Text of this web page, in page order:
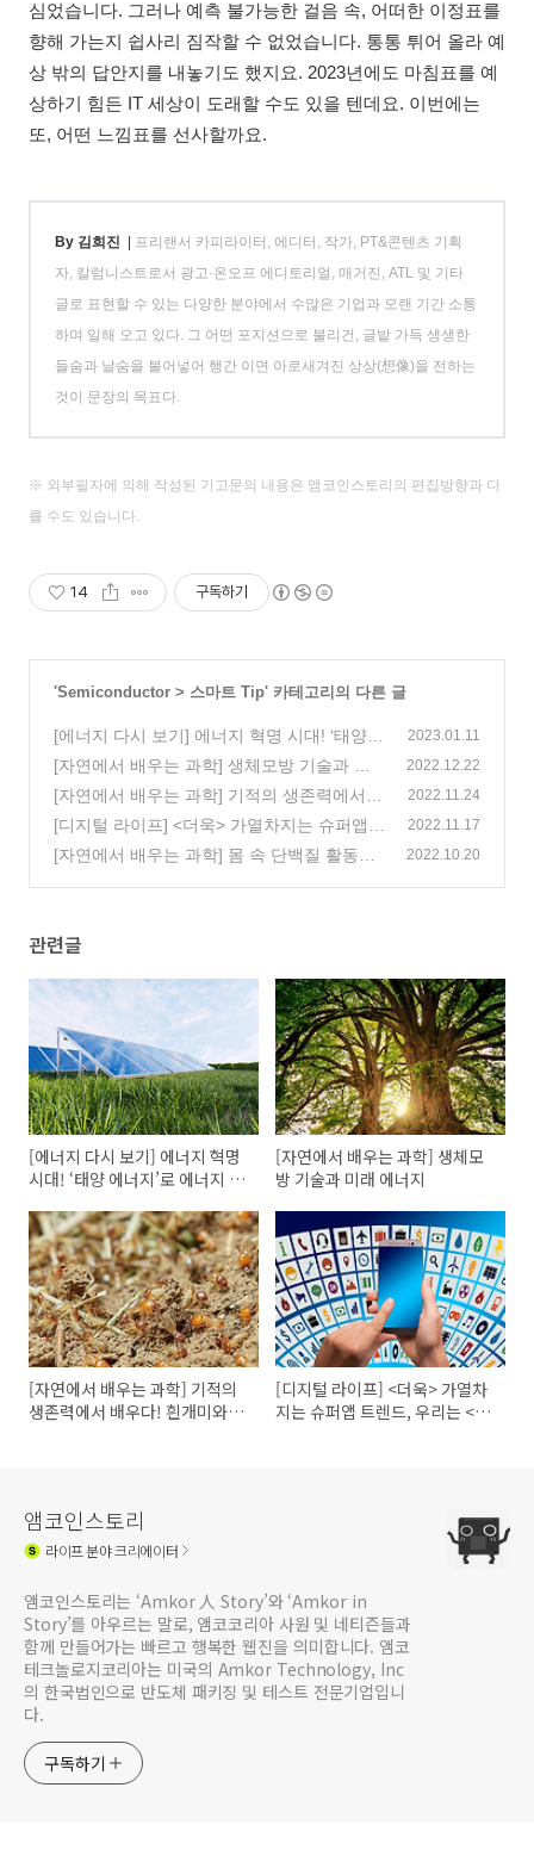
심었습니다. 그러나 예측 불가능한 걸음 속, 어떠한 이정표를
향해 가는지 쉽사리 짐작할 수 없었습니다. 통통 튀어 올라 예
상 밖의 답안지를 내놓기도 했지요. 2023년에도 마침표를 예
상하기 힘든 IT 세상이 도래할 수도 있을 텐데요. 이번에는
또, 어떤 느낌표를 선사할까요.
By 김희진 | 프리랜서 카피라이터, 에디터, 작가, PT&콘텐츠 기획
자, 칼럼니스트로서 광고·온오프 에디토리얼, 매거진, ATL 및 기타
글로 표현할 수 있는 다양한 분야에서 수많은 기업과 오랜 기간 소통
하며 일해 오고 있다. 그 어떤 포지션으로 불리건, 글밭 가득 생생한
들숨과 날숨을 불어넣어 행간 이면 아로새겨진 상상(想像)을 전하는
것이 문장의 목표다.
※ 외부필자에 의해 작성된 기고문의 내용은 앰코인스토리의 편집방향과 다
를 수도 있습니다.
14 구독하기
'Semiconductor > 스마트 Tip' 카테고리의 다른 글
[에너지 다시 보기] 에너지 혁명 시대! ‘태양
에너지’로 에너지 갑부 되기
(0)
2023.01.11
[자연에서 배우는 과학] 생체모방 기술과 미
래 에너지
(0)
2022.12.22
[자연에서 배우는 과학] 기적의 생존력에서
배우다! 흰개미와 에너지 저감기술
(1)
2022.11.24
[디지털 라이프] <더욱> 가열차지는 슈퍼앱
트렌드, 우리는 <더욱> 편해지지!
(0)
2022.11.17
[자연에서 배우는 과학] 몸 속 단백질 활동의
2022.10.20
관련글
[에너지 다시 보기] 에너지 혁명
시대! ‘태양 에너지’로 에너지 갑
[자연에서 배우는 과학] 생체모
방 기술과 미래 에너지
[자연에서 배우는 과학] 기적의
생존력에서 배우다! 흰개미와 에
[디지털 라이프] <더욱> 가열차
지는 슈퍼앱 트렌드, 우리는 <더
앰코인스토리
라이프분야 크리에이터
앰코인스토리는 ‘Amkor 人 Story’와 ‘Amkor in
Story’를 아우르는 말로, 앰코코리아 사원 및 네티즌들과
함께 만들어가는 빠르고 행복한 웹진을 의미합니다. 앰코
테크놀로지코리아는 미국의 Amkor Technology, Inc
의 한국법인으로 반도체 패키징 및 테스트 전문기업입니
다.
구독하기